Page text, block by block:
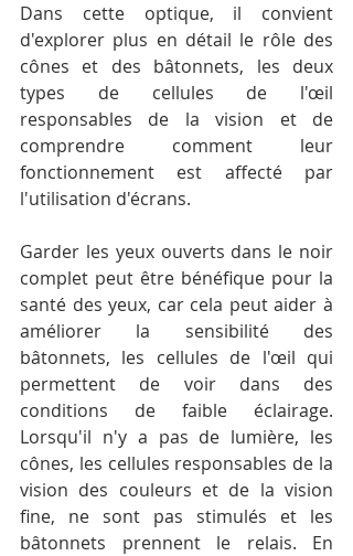
Dans cette optique, il convient
d'explorer plus en détail le rôle des
cônes et des bâtonnets, les deux
types de cellules de l'œil
responsables de la vision et de
comprendre comment leur
fonctionnement est affecté par
l'utilisation d'écrans.
Garder les yeux ouverts dans le noir
complet peut être bénéfique pour la
santé des yeux, car cela peut aider à
améliorer la sensibilité des
bâtonnets, les cellules de l'œil qui
permettent de voir dans des
conditions de faible éclairage.
Lorsqu'il n'y a pas de lumière, les
cônes, les cellules responsables de la
vision des couleurs et de la vision
fine, ne sont pas stimulés et les
bâtonnets prennent le relais. En